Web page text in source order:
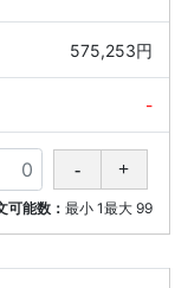
575,253円
-
可能数： 最小 1最大 99